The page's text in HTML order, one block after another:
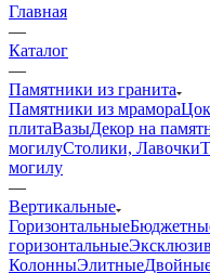
Главная
—
Каталог
—
Памятники из гранита
Памятники из мрамора
плитаВазыДекор на
могилуСтолики, Лавочки
могилу
—
Вертикальные
Горизонтальные
горизонтальные
КолонныЭлитные